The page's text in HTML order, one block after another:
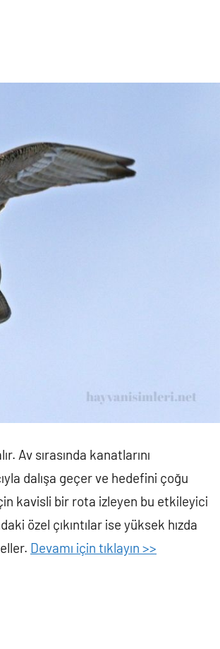
Av sırasında kanatlarını
dalışa geçer ve hedefini çoğu
kavisli bir rota izleyen bu etkileyici
özel çıkıntılar ise yüksek hızda
Devamı için tıklayın >>